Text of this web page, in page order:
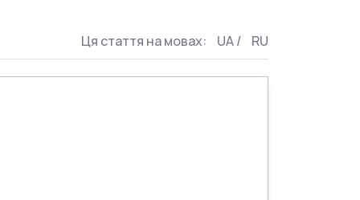
Ця стаття на мовах: UA/ RU